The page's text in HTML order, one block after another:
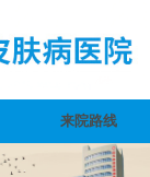
来院路线